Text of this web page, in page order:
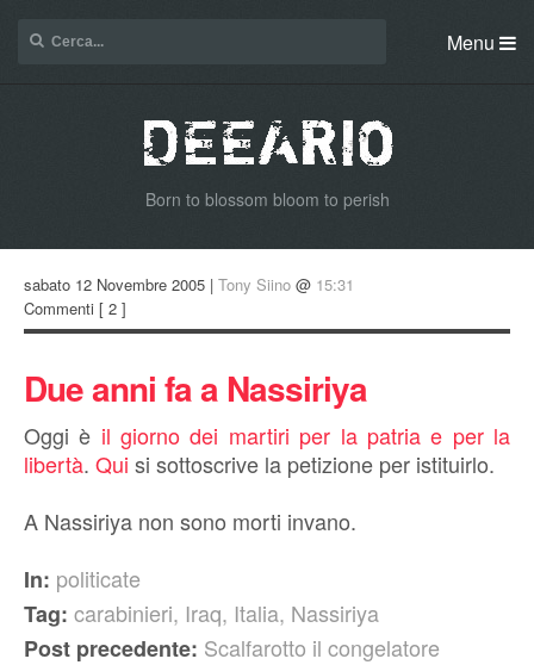
Menu
Born to blossom bloom to perish
sabato 12 Novembre 2005 | Tony Siino @ 15:31
Commenti [ 2 ]
Due anni fa a Nassiriya
Oggi è il giorno dei martiri per la patria e per la
libertà. Qui si sottoscrive la petizione per istituirlo.
A Nassiriya non sono morti invano.
In: politicate
Tag: carabinieri, Iraq, Italia, Nassiriya
Post precedente: Scalfarotto il congelatore